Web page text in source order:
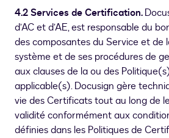
4.2 Services de Certification.
d’AC et d’AE, est responsable du
des composantes du Service et de
système et de ses procédures de
aux clauses de la ou des
applicable(s). Docusign gère
vie des Certificats tout au long de
validité conformément aux
définies dans les Politiques de